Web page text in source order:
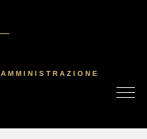
AMMINISTRAZIONE